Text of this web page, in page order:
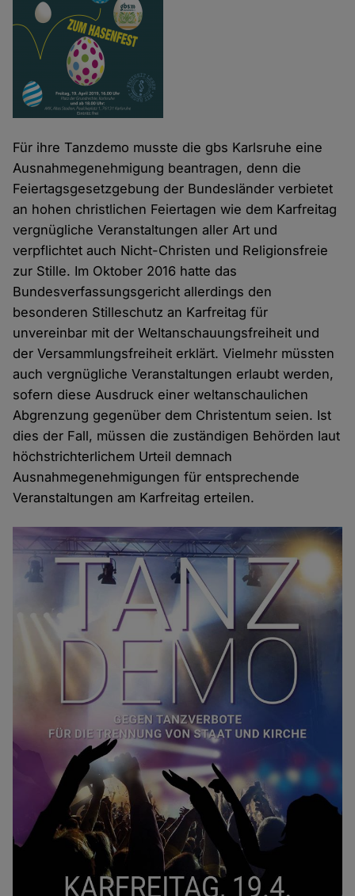
Für ihre Tanzdemo musste die gbs Karlsruhe eine
Ausnahmegenehmigung beantragen, denn die
Feiertagsgesetzgebung der Bundesländer verbietet
an hohen christlichen Feiertagen wie dem Karfreitag
vergnügliche Veranstaltungen aller Art und
verpflichtet auch Nicht-Christen und Religionsfreie
zur Stille. Im Oktober 2016 hatte das
Bundesverfassungsgericht allerdings den
besonderen Stilleschutz an Karfreitag für
unvereinbar mit der Weltanschauungsfreiheit und
der Versammlungsfreiheit erklärt. Vielmehr müssten
auch vergnügliche Veranstaltungen erlaubt werden,
sofern diese Ausdruck einer weltanschaulichen
Abgrenzung gegenüber dem Christentum seien. Ist
dies der Fall, müssen die zuständigen Behörden laut
höchstrichterlichem Urteil demnach
Ausnahmegenehmigungen für entsprechende
Veranstaltungen am Karfreitag erteilen.